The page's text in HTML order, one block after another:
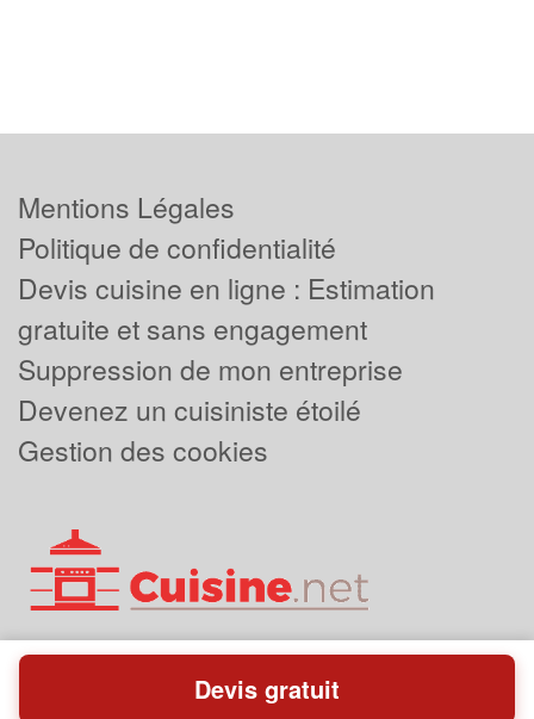
Mentions Légales
Politique de confidentialité
Devis cuisine en ligne : Estimation
gratuite et sans engagement
Suppression de mon entreprise
Devenez un cuisiniste étoilé
Gestion des cookies
Powered byPlus que pro
Devis gratuit